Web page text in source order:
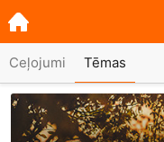
Ceļojumi Tēmas